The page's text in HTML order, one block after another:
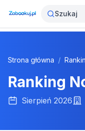
Szukaj
Strona główna /
Ranking
Sierpień 2026